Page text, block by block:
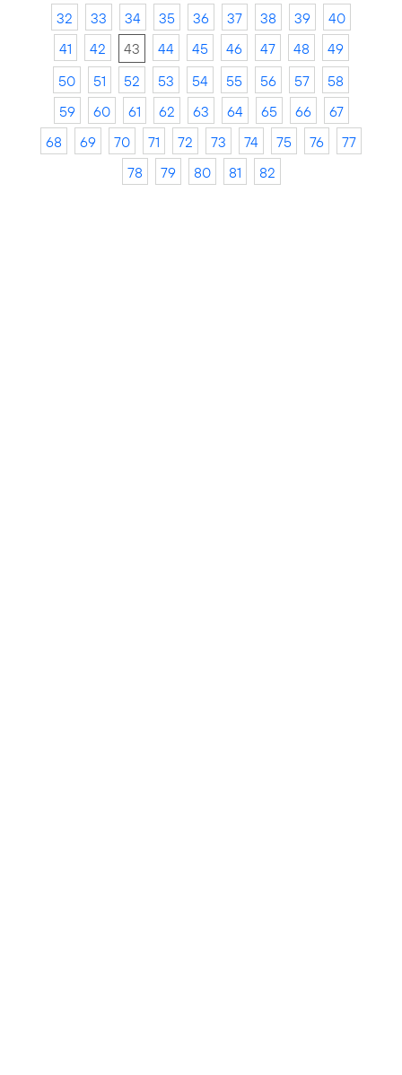
32
33 34 35 36 37 38 39
40
41
42 43 44 45 46 47 48
49
50
51 52 53 54 55 56 57
58
59
60 61 62 63 64 65 66
67
68
69 70 71 72 73 74 75 76
77
78
79 80 81 82